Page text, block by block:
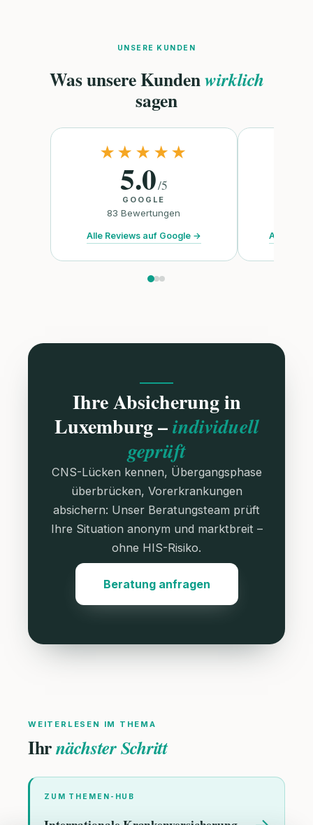
UNSERE KUNDEN
Was unsere Kundenwirklich
sagen
★★★★★
5.0/5
GOOGLE
83 Bewertungen
Alle Reviews auf Google→ Alle
Ihre Absicherung in
Luxemburg –individuell
geprüft
CNS-Lücken kennen, Übergangsphase
überbrücken, Vorerkrankungen
absichern: Unser Beratungsteam prüft
Ihre Situation anonym und marktbreit –
ohne HIS-Risiko.
Beratung anfragen
WEITERLESEN IM THEMA
Ihrnächster Schritt
ZUM THEMEN-HUB